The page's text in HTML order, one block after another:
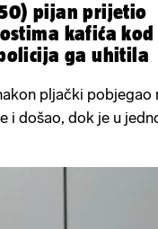
pijan prijetio
kafića kod
ga uhitila
pljački pobjegao
i došao, dok je u